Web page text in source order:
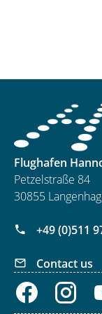
Flughafen
Petzelstraße 84
30855
+49 (0)511
Contact us